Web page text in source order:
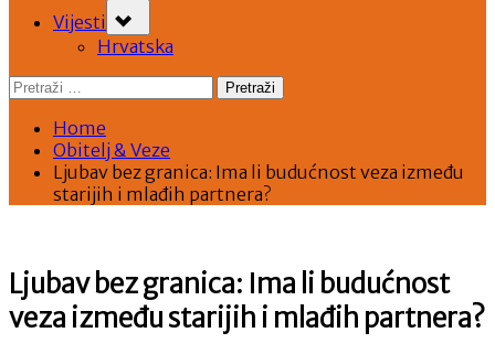
Vijesti
sub-
menu
Hrvatska
Pretraži:
Home
Obitelj & Veze
Ljubav bez granica: Ima li budućnost veza između
starijih i mlađih partnera?
Ljubav bez granica: Ima li budućnost
veza između starijih i mlađih partnera?